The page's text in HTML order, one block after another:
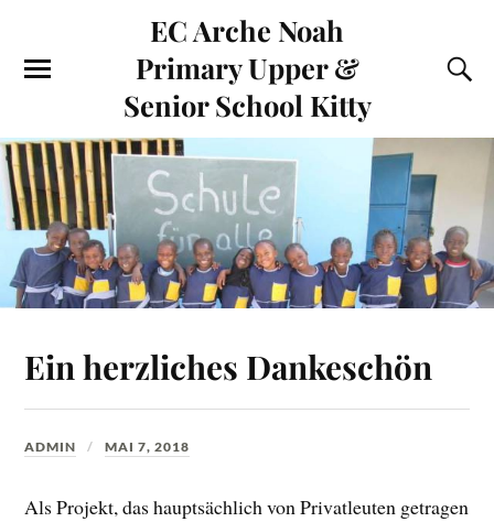
EC Arche Noah
Primary Upper &
Senior School Kitty
Ein herzliches Dankeschön
ADMIN MAI 7, 2018
Als Projekt, das hauptsächlich von Privatleuten getragen